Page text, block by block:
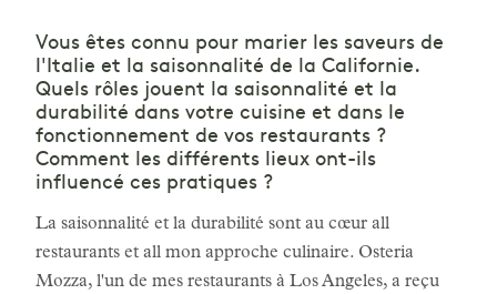
Vous êtes connu pour marier les saveurs de
l'Italie et la saisonnalité de la Californie.
Quels rôles jouent la saisonnalité et la
durabilité dans votre cuisine et dans le
fonctionnement de vos restaurants ?
Comment les différents lieux ont-ils
influencé ces pratiques ?
La saisonnalité et la durabilité sont au cœur all
restaurants et all mon approche culinaire. Osteria
Mozza, l'un de mes restaurants à Los Angeles, a reçu